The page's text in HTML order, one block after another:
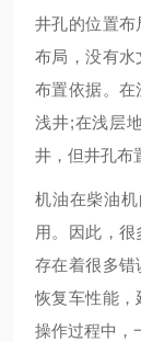
井孔的位置布
布局，没有水
布置依据。在
浅井;在浅层
井，但井孔布
机油在柴油
用。因此，
存在着很多错
恢复车性能，
操作过程中，